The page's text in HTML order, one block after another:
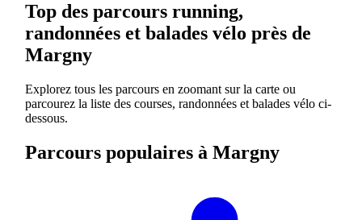
Top des parcours running,
randonnées et balades vélo près de
Margny
Explorez tous les parcours en zoomant sur la carte ou
parcourez la liste des courses, randonnées et balades vélo ci-
dessous.
Parcours populaires à Margny